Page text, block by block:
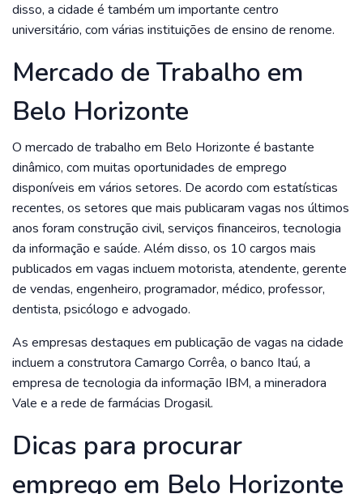
disso, a cidade é também um importante centro
universitário, com várias instituições de ensino de renome.
Mercado de Trabalho em
Belo Horizonte
O mercado de trabalho em Belo Horizonte é bastante
dinâmico, com muitas oportunidades de emprego
disponíveis em vários setores. De acordo com estatísticas
recentes, os setores que mais publicaram vagas nos últimos
anos foram construção civil, serviços financeiros, tecnologia
da informação e saúde. Além disso, os 10 cargos mais
publicados em vagas incluem motorista, atendente, gerente
de vendas, engenheiro, programador, médico, professor,
dentista, psicólogo e advogado.
As empresas destaques em publicação de vagas na cidade
incluem a construtora Camargo Corrêa, o banco Itaú, a
empresa de tecnologia da informação IBM, a mineradora
Vale e a rede de farmácias Drogasil.
Dicas para procurar
emprego em Belo Horizonte